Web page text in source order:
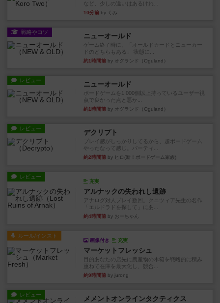
など、少しの違いはあるけれ...
10分前 by くみ
戦略やコツ ニューオールド
ゲーム終了時に、「オールドカードとニューカー
ドのどちらもある」 状態に...
約1時間前 by オグランド（Oguland）
レビュー ニューオールド
ボードゲームを1,000個以上持っているユーザー視
点で良かった点と悪か...
約1時間前 by オグランド（Oguland）
レビュー デクリプト
プレイ感がしっかりしてるから、超ボードゲーム
やったなって感じ。パーティ...
約2時間前 by ヒロ(新！ボードゲーム家族)
レビュー
充実
アルナックの失われし遺跡
アナログ対人プレイ数回。クニツィア先生の名作
「エルドラドを探して」にあ...
約4時間前 by おーちゃん
ルール/インスト
画像付き 充実
マーケットフレッシュ
目的あなたの店先に農産物の木箱を戦略的に積み
重ねて在庫を最大化し、競合...
約9時間前 by jurong
レビュー メメントオンラインタクティクス